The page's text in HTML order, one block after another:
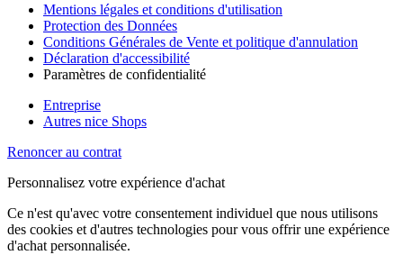
Mentions légales et conditions d'utilisation
Protection des Données
Conditions Générales de Vente et politique d'annulation
Déclaration d'accessibilité
Paramètres de confidentialité
Entreprise
Autres nice Shops
Renoncer au contrat
Personnalisez votre expérience d'achat
Ce n'est qu'avec votre consentement individuel que nous utilisons
des cookies et d'autres technologies pour vous offrir une expérience
d'achat personnalisée.